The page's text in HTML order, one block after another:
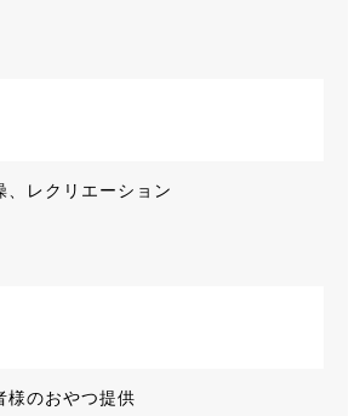
、レクリエーション
様のおやつ提供